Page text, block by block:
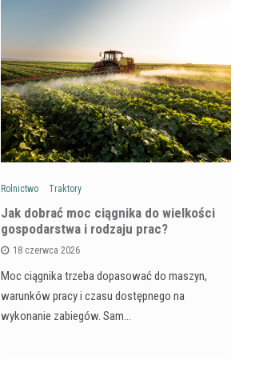
Rolnictwo Traktory
Jak dobrać moc ciągnika do wielkości
gospodarstwa i rodzaju prac?
18 czerwca 2026
Moc ciągnika trzeba dopasować do maszyn,
warunków pracy i czasu dostępnego na
wykonanie zabiegów. Sam…